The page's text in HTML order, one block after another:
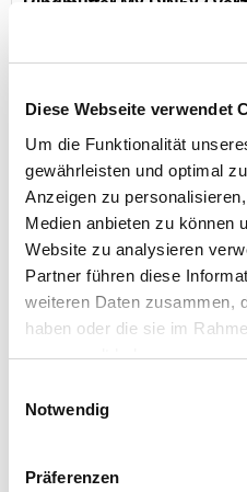
Diese Webseite verwendet
Um die Funktionalität
gewährleisten und optimal
Anzeigen zu
Medien anbieten zu können
Website zu analysieren
Partner führen diese
weiteren Daten zusammen,
haben oder die sie im
gesammelt haben.
Notwendig
Präferenzen
Ringmutter M8 DIN582
Preis reduziert von
UVP 1,99 €auf